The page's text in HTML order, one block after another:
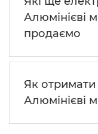
Алюмінієві
продаємо
Як
Алюмінієві